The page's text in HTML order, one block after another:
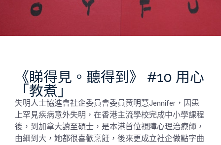
《睇得見。聽得到》 #10 用心
「教煮」
失明人士協進會社企委員會委員黃明慧Jennifer，因患
上罕見疾病意外失明，在香港主流學校完成中小學課程
後，到加拿大讀至碩士，是本港首位視障心理治療師，
由細到大，她都很喜歡烹飪，後來更成立社企做點字曲